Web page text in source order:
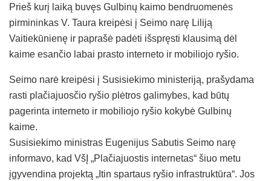
Prieš kurį laiką buvęs Gulbinų kaimo bendruomenės
pirmininkas V. Taura kreipėsi į Seimo narę Liliją
Vaitiekūnienę ir paprašė padėti išspręsti klausimą dėl
kaime esančio labai prasto interneto ir mobiliojo ryšio.
Seimo narė kreipėsi į Susisiekimo ministeriją, prašydama
rasti plačiajuosčio ryšio plėtros galimybes, kad būtų
pagerinta interneto ir mobiliojo ryšio kokybė Gulbinų
kaime.
Susisiekimo ministras Eugenijus Sabutis Seimo narę
informavo, kad VšĮ „Plačiajuostis internetas“ šiuo metu
įgyvendina projektą „Itin spartaus ryšio infrastruktūra“. Jos